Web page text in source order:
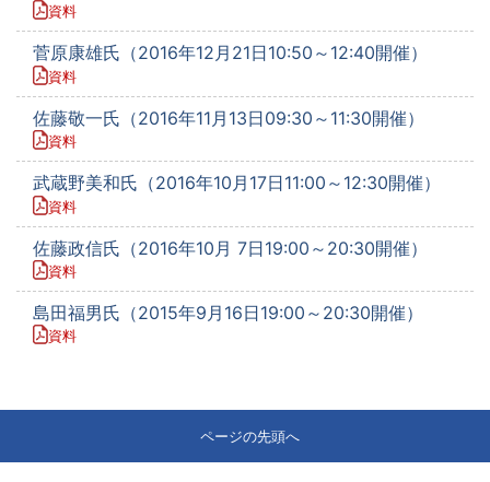
資料
菅原康雄氏（2016年12月21日10:50～12:40開催）
資料
佐藤敬一氏（2016年11月13日09:30～11:30開催）
資料
武蔵野美和氏（2016年10月17日11:00～12:30開催）
資料
佐藤政信氏（2016年10月 7日19:00～20:30開催）
資料
島田福男氏（2015年9月16日19:00～20:30開催）
資料
ページの先頭へ